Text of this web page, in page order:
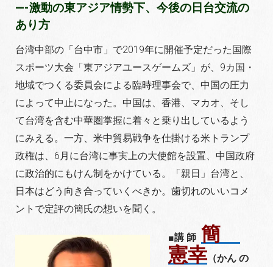
—-激動の東アジア情勢下、今後の日台交流の
あり方
台湾中部の「台中市」で2019年に開催予定だった国際
スポーツ大会「東アジアユースゲームズ」が、9カ国・
地域でつくる委員会による臨時理事会で、中国の圧力
によって中止になった。中国は、香港、マカオ、そし
て台湾を含む中華圏掌握に着々と乗り出しているよう
にみえる。一方、米中貿易戦争を仕掛ける米トランプ
政権は、6月に台湾に事実上の大使館を設置、中国政府
に政治的にもけん制をかけている。「親日」台湾と、
日本はどう向き合っていくべきか。歯切れのいいコメ
ントで定評の簡氏の想いを聞く。
■講 師 簡
憲幸 （かん の